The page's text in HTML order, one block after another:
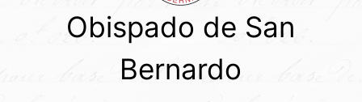
Obispado de San
Bernardo